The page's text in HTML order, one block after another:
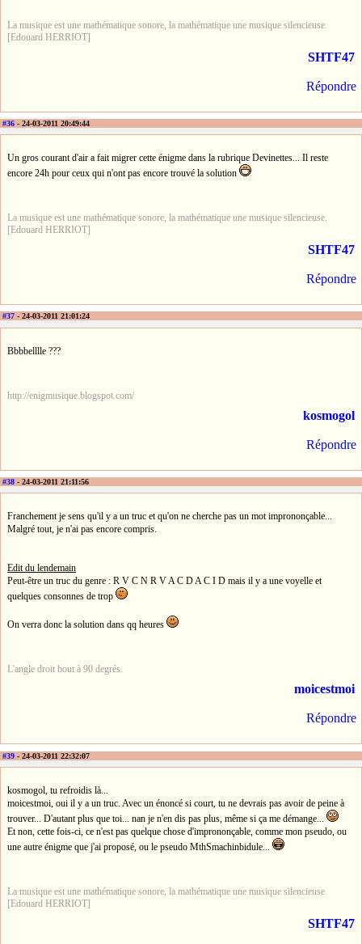
La musique est une mathématique sonore, la mathématique une musique silencieuse.
[Edouard HERRIOT]
SHTF47
Répondre
#36 - 24-03-2011 20:49:44
Un gros courant d'air a fait migrer cette énigme dans la rubrique Devinettes... Il reste
encore 24h pour ceux qui n'ont pas encore trouvé la solution
La musique est une mathématique sonore, la mathématique une musique silencieuse.
[Edouard HERRIOT]
SHTF47
Répondre
#37 - 24-03-2011 21:01:24
Bbbbelllle ???
http://enigmusique.blogspot.com/
kosmogol
Répondre
#38 - 24-03-2011 21:11:56
Franchement je sens qu'il y a un truc et qu'on ne cherche pas un mot imprononçable...
Malgré tout, je n'ai pas encore compris.
Edit du lendemain
Peut-être un truc du genre : R V C N R V A C D A C I D mais il y a une voyelle et
quelques consonnes de trop
On verra donc la solution dans qq heures
L'angle droit bout à 90 degrés.
moicestmoi
Répondre
#39 - 24-03-2011 22:32:07
kosmogol, tu refroidis là...
moicestmoi, oui il y a un truc. Avec un énoncé si court, tu ne devrais pas avoir de peine à
trouver... D'autant plus que toi... nan je n'en dis pas plus, même si ça me démange...
Et non, cette fois-ci, ce n'est pas quelque chose d'imprononçable, comme mon pseudo, ou
une autre énigme que j'ai proposé, ou le pseudo MthSmachinbidule...
La musique est une mathématique sonore, la mathématique une musique silencieuse.
[Edouard HERRIOT]
SHTF47